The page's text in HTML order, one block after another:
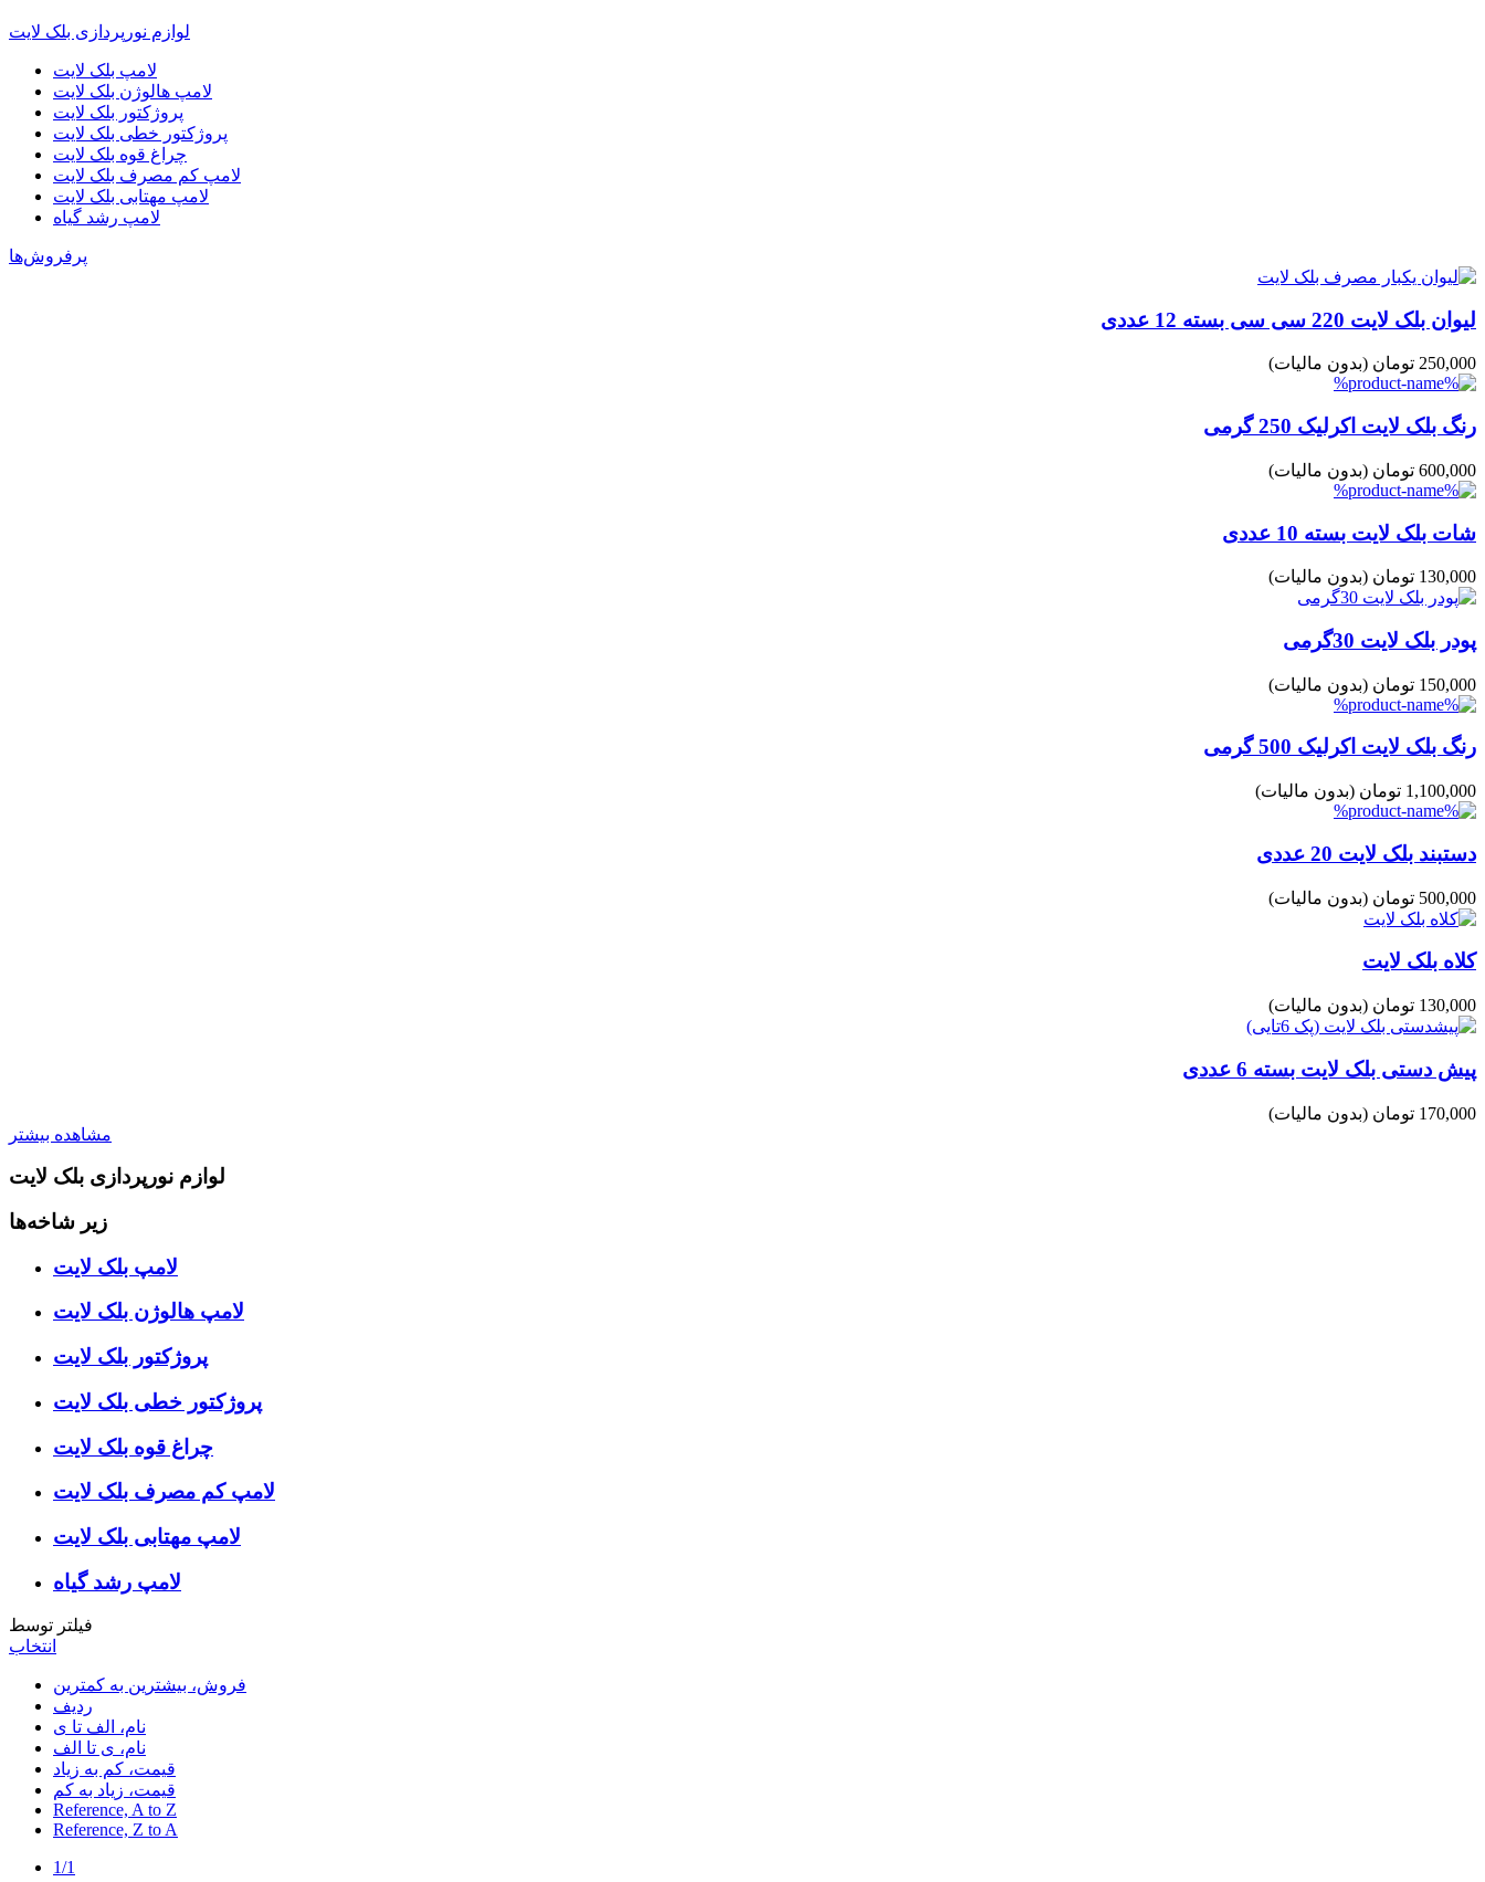
لوازم نورپردازی بلک لایت
لامپ بلک لایت
لامپ هالوژن بلک لایت
پروژکتور بلک لایت
پروژکتور خطی بلک لایت
چراغ قوه بلک لایت
لامپ کم مصرف بلک لایت
لامپ مهتابی بلک لایت
لامپ رشد گیاه
پرفروش‌ها
لیوان بلک لایت 220 سی سی بسته 12 عددی
250,000 تومان (بدون مالیات)
رنگ بلک لایت اکرلیک 250 گرمی
600,000 تومان (بدون مالیات)
شات بلک لایت بسته 10 عددی
130,000 تومان (بدون مالیات)
پودر بلک لایت 30گرمی
150,000 تومان (بدون مالیات)
رنگ بلک لایت اکرلیک 500 گرمی
1,100,000 تومان (بدون مالیات)
دستبند بلک لایت 20 عددی
500,000 تومان (بدون مالیات)
کلاه بلک لایت
130,000 تومان (بدون مالیات)
پیش دستی بلک لایت بسته 6 عددی
170,000 تومان
(بدون مالیات)
مشاهده بیشتر
لوازم نورپردازی بلک لایت
زیر شاخه‌ها
لامپ بلک لایت
لامپ هالوژن بلک لایت
پروژکتور بلک لایت
پروژکتور خطی بلک لایت
چراغ قوه بلک لایت
لامپ کم مصرف بلک لایت
لامپ مهتابی بلک لایت
لامپ رشد گیاه
فیلتر توسط
انتخاب
فروش، بیشترین به کمترین
ردیف
نام، الف تا ی
نام، ی تا الف
قیمت، کم به زیاد
قیمت، زیاد به کم
Reference, A to Z
Reference, Z to A
1/1